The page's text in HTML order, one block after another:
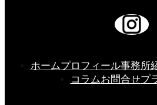
ホームプロフィール事務所
コラムお問合せプ